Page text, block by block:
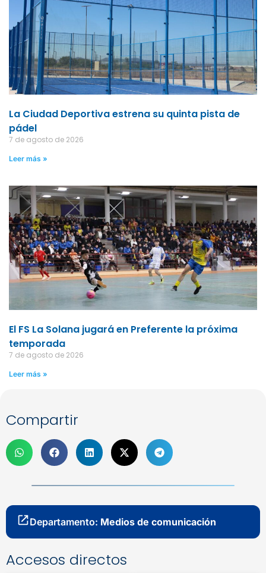
La Ciudad Deportiva estrena su quinta pista de
pádel
7 de agosto de 2026
Leer más »
El FS La Solana jugará en Preferente la próxima
temporada
7 de agosto de 2026
Leer más »
Compartir
Departamento: Medios de comunicación
Accesos directos